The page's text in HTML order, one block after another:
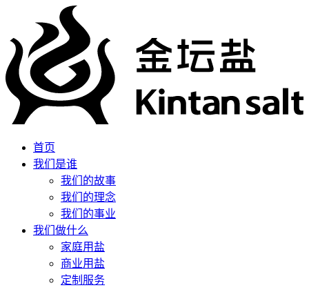
首页
我们是谁
我们的故事
我们的理念
我们的事业
我们做什么
家庭用盐
商业用盐
定制服务